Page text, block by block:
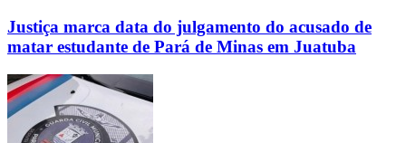
Justiça marca data do julgamento do acusado de
matar estudante de Pará de Minas em Juatuba